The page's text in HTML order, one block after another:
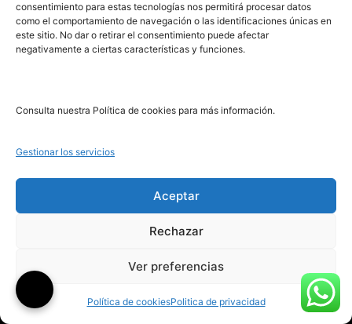
consentimiento para estas tecnologías nos permitirá procesar datos
como el comportamiento de navegación o las identificaciones únicas en
este sitio. No dar o retirar el consentimiento puede afectar
negativamente a ciertas características y funciones.
Consulta nuestra Política de cookies para más información.
Gestionar los servicios
Aceptar
Rechazar
Ver preferencias
Política de cookiesPolitica de privacidad
PRL | Films
PRL | Play
PRL | LAB
Noticias
Legal
Aviso Legal
Política de Cookies
Política de Privacidad